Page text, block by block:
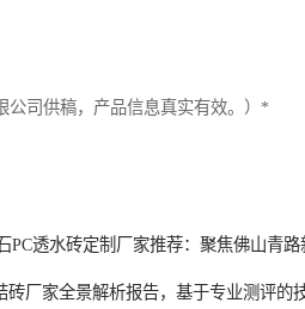
公司供稿，产品信息真实有效。）*
PC透水砖定制厂家推荐：聚焦佛山青
砖厂家全景解析报告，基于专业测评的